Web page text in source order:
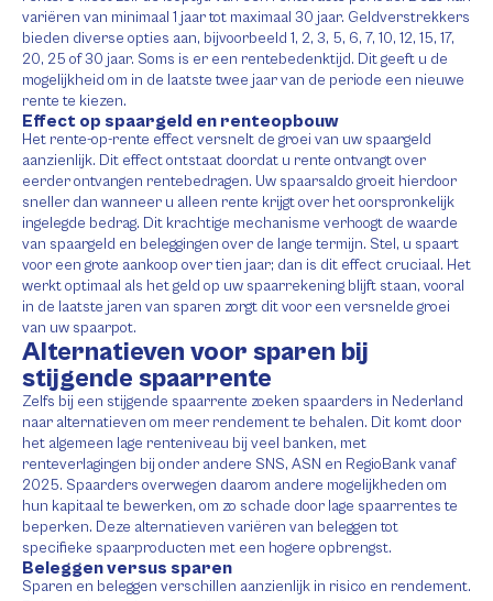
variëren van minimaal 1 jaar tot maximaal 30 jaar. Geldverstrekkers
bieden diverse opties aan, bijvoorbeeld 1, 2, 3, 5, 6, 7, 10, 12, 15, 17,
20, 25 of 30 jaar. Soms is er een rentebedenktijd. Dit geeft u de
mogelijkheid om in de laatste twee jaar van de periode een nieuwe
rente te kiezen.
Effect op spaargeld en renteopbouw
Het rente-op-rente effect versnelt de groei van uw spaargeld
aanzienlijk. Dit effect ontstaat doordat u rente ontvangt over
eerder ontvangen rentebedragen. Uw spaarsaldo groeit hierdoor
sneller dan wanneer u alleen rente krijgt over het oorspronkelijk
ingelegde bedrag. Dit krachtige mechanisme verhoogt de waarde
van spaargeld en beleggingen over de lange termijn. Stel, u spaart
voor een grote aankoop over tien jaar; dan is dit effect cruciaal. Het
werkt optimaal als het geld op uw spaarrekening blijft staan, vooral
in de laatste jaren van sparen zorgt dit voor een versnelde groei
van uw spaarpot.
Alternatieven voor sparen bij
stijgende spaarrente
Zelfs bij een stijgende spaarrente zoeken spaarders in Nederland
naar alternatieven om meer rendement te behalen. Dit komt door
het algemeen lage renteniveau bij veel banken, met
renteverlagingen bij onder andere SNS, ASN en RegioBank vanaf
2025. Spaarders overwegen daarom andere mogelijkheden om
hun kapitaal te bewerken, om zo schade door lage spaarrentes te
beperken. Deze alternatieven variëren van beleggen tot
specifieke spaarproducten met een hogere opbrengst.
Beleggen versus sparen
Sparen en beleggen verschillen aanzienlijk in risico en rendement.